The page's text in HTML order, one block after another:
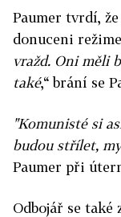
Paumer tvrdí,
donuceni
vražd. Oni měli
také,“ brání se
"Komunisté si
budou střílet,
Paumer při
Odbojář se také